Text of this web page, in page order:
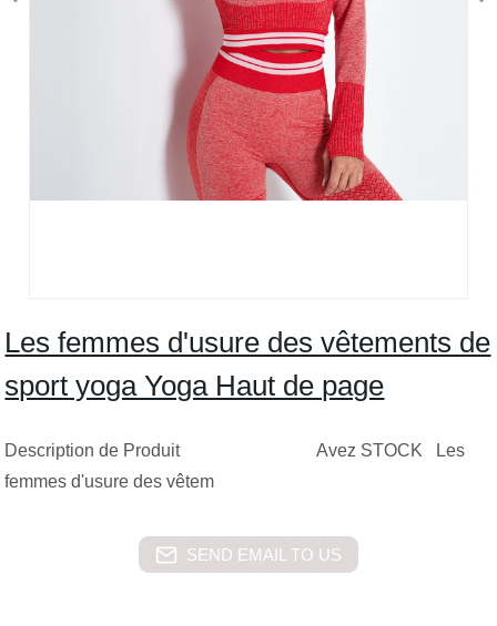
Les femmes d'usure des vêtements de
sport yoga Yoga Haut de page
Description de Produit Avez STOCK Les
femmes d'usure des vêtem
SEND EMAIL TO US